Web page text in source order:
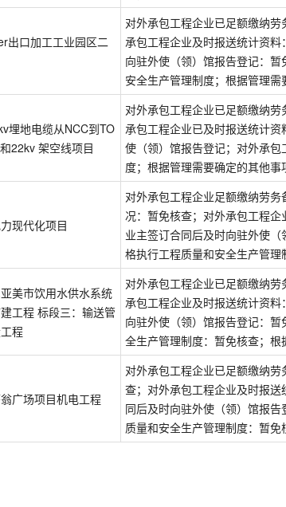
出口加工工业园区二
对外承包工程企业已足额缴纳
承包工程企业及时报送统计资
向驻外使（领）馆报告登记：
安全生产管理制度；根据管理
埋地电缆从NCC到TO
22kv 架空线项目
对外承包工程企业已足额缴纳
承包工程企业已及时报送统计
使（领）馆报告登记；对外承
度；根据管理需要确定的其他事
现代化项目
对外承包工程企业足额缴纳劳
况：暂免核查；对外承包工程
业主签订合同后及时向驻外使
格执行工程质量和安全生产管
美市饮用水供水系统
工程 标段三：输送管
程
对外承包工程企业已足额缴纳
承包工程企业及时报送统计资
向驻外使（领）馆报告登记：
全生产管理制度：暂免核查；
广场项目机电工程
对外承包工程企业已足额缴纳
查；对外承包工程企业及时报
同后及时向驻外使（领）馆报
质量和安全生产管理制度：暂